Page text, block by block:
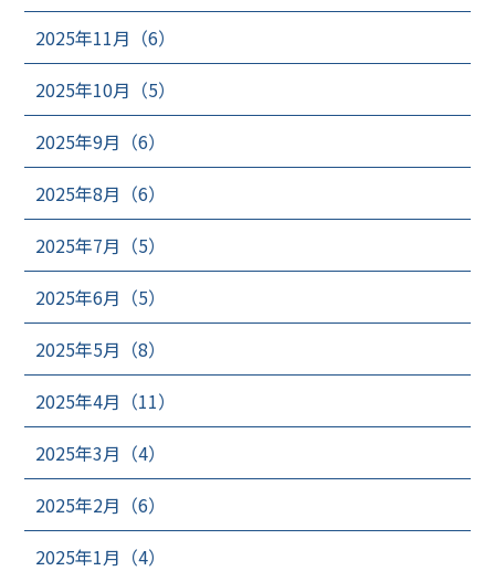
2025年11月（6）
2025年10月（5）
2025年9月（6）
2025年8月（6）
2025年7月（5）
2025年6月（5）
2025年5月（8）
2025年4月（11）
2025年3月（4）
2025年2月（6）
2025年1月（4）